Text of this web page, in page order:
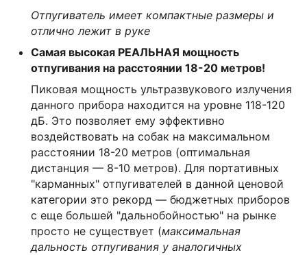
Отпугиватель имеет компактные размеры и
отлично лежит в руке
Самая высокая РЕАЛЬНАЯ мощность
отпугивания на расстоянии 18-20 метров!
Пиковая мощность ультразвукового излучения
данного прибора находится на уровне 118-120
дБ. Это позволяет ему эффективно
воздействовать на собак на максимальном
расстоянии 18-20 метров (оптимальная
дистанция — 8-10 метров). Для портативных
"карманных" отпугивателей в данной ценовой
категории это рекорд — бюджетных приборов
с еще большей "дальнобойностью" на рынке
просто не существует (максимальная
дальность отпугивания у аналогичных